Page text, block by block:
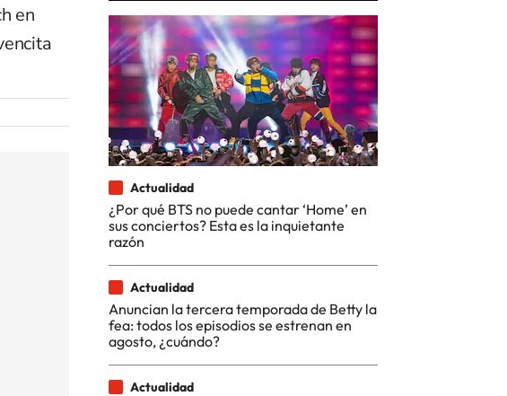
en
Actualidad
¿Por qué BTS no puede cantar ‘Home’ en
sus conciertos? Esta es la inquietante
razón
Actualidad
Anuncian la tercera temporada de Betty la
fea: todos los episodios se estrenan en
agosto, ¿cuándo?
Actualidad